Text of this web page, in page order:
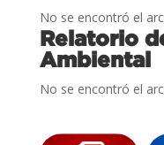
No se encontró el
Relatorio
Ambiental
No se encontró el